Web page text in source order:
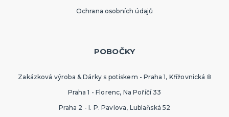
Ochrana osobních údajů
POBOČKY
Zakázková výroba & Dárky s potiskem - Praha 1, Křížovnická 8
Praha 1 - Florenc, Na Poříčí 33
Praha 2 - I. P. Pavlova, Lublaňská 52